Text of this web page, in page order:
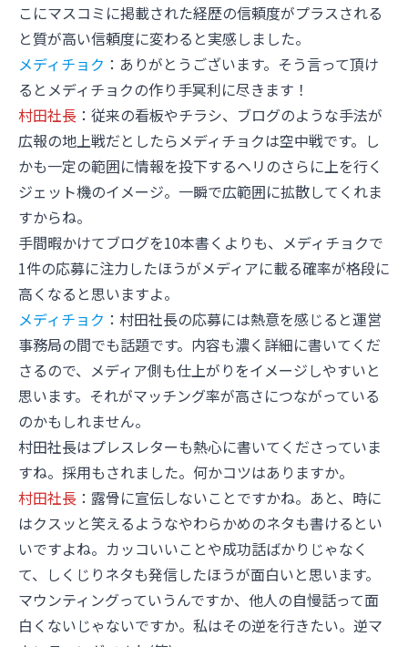
こにマスコミに掲載された経歴の信頼度がプラスされる
と質が高い信頼度に変わると実感しました。
メディチョク ：ありがとうございます。そう言って頂け
るとメディチョクの作り手冥利に尽きます！
村田社長 ：従来の看板やチラシ、ブログのような手法が
広報の地上戦だとしたらメディチョクは空中戦です。し
かも一定の範囲に情報を投下するヘリのさらに上を行く
ジェット機のイメージ。一瞬で広範囲に拡散してくれま
すからね。
手間暇かけてブログを10本書くよりも、メディチョクで
1件の応募に注力したほうがメディアに載る確率が格段に
高くなると思いますよ。
メディチョク ：村田社長の応募には熱意を感じると運営
事務局の間でも話題です。内容も濃く詳細に書いてくだ
さるので、メディア側も仕上がりをイメージしやすいと
思います。それがマッチング率が高さにつながっている
のかもしれません。
村田社長はプレスレターも熱心に書いてくださっていま
すね。採用もされました。何かコツはありますか。
村田社長 ：露骨に宣伝しないことですかね。あと、時に
はクスッと笑えるようなやわらかめのネタも書けるとい
いですよね。カッコいいことや成功話ばかりじゃなく
て、しくじりネタも発信したほうが面白いと思います。
マウンティングっていうんですか、他人の自慢話って面
白くないじゃないですか。私はその逆を行きたい。逆マ